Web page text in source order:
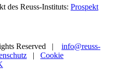
des Reuss-Instituts: Prospekt
Reserved | info@reuss-
| Cookie